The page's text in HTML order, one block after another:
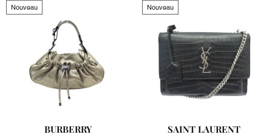
Nouveau
BURBERRY
Nouveau
SAINT LAURENT